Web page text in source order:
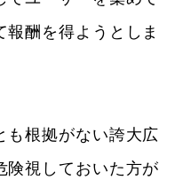
酬を得ようとしま
も根拠がない誇大広
険視しておいた方が